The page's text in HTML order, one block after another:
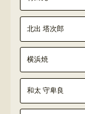
北出 塔次郎
横浜焼
和太 守卑良